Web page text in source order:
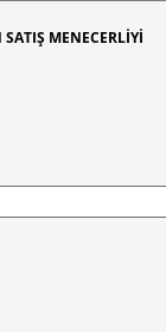
MENECERLİYİ